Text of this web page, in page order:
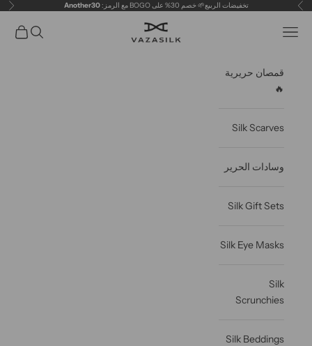
تخطى الى المحتوى
سابق تخفيضات الربيع🌱 خصم 30% على BOGO مع الرمز: Another30
VAZASILK فتح قائمة التنقل فتح البحث
عربة
قمصان حريرية
🔥
Silk Scarves
وسادات الحرير
Silk Gift Sets
Silk Eye Masks
Silk
Scrunchies
Silk Beddings